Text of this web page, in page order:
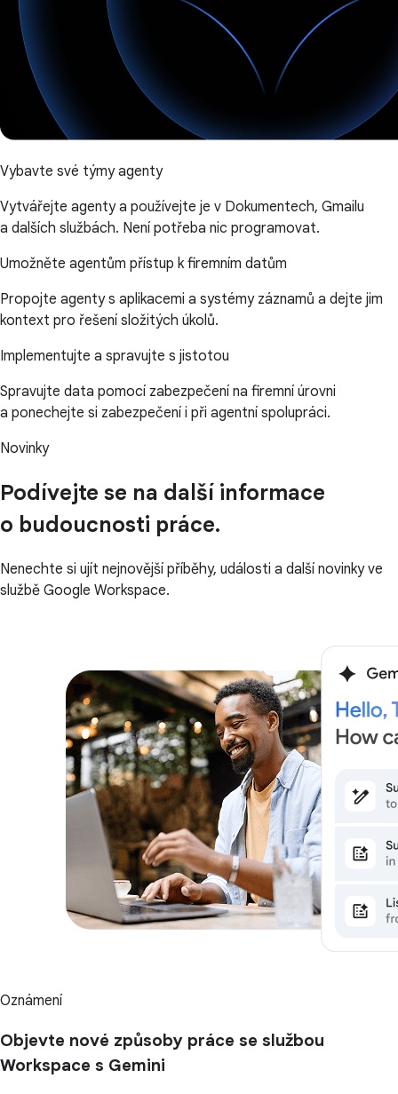
Vybavte své týmy agenty
Vytvářejte agenty a používejte je v Dokumentech, Gmailu
a dalších službách. Není potřeba nic programovat.
Umožněte agentům přístup k firemním datům
Propojte agenty s aplikacemi a systémy záznamů a dejte jim
kontext pro řešení složitých úkolů.
Implementujte a spravujte s jistotou
Spravujte data pomocí zabezpečení na firemní úrovni
a ponechejte si zabezpečení i při agentní spolupráci.
Novinky
Podívejte se na další informace
o budoucnosti práce.
Nenechte si ujít nejnovější příběhy, události a další novinky ve
službě Google Workspace.
Oznámení
Objevte nové způsoby práce se službou
Workspace s Gemini